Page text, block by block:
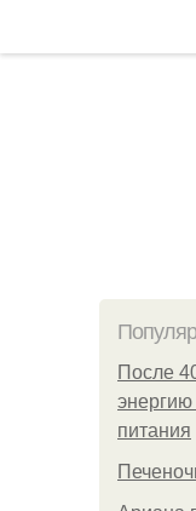
После
питания